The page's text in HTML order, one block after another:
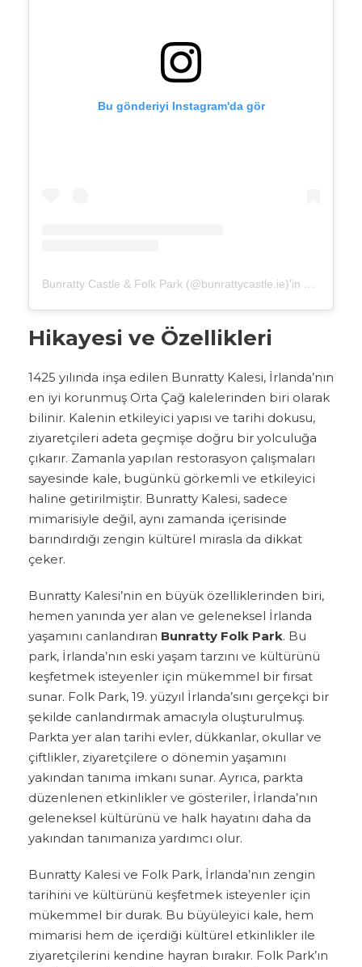
Bu gönderiyi Instagram'da gör
Bunratty Castle & Folk Park (@bunrattycastle.ie)'in paylaştığı bir gönderi
Hikayesi ve Özellikleri
1425 yılında inşa edilen Bunratty Kalesi, İrlanda’nın
en iyi korunmuş Orta Çağ kalelerinden biri olarak
bilinir. Kalenin etkileyici yapısı ve tarihi dokusu,
ziyaretçileri adeta geçmişe doğru bir yolculuğa
çıkarır. Zamanla yapılan restorasyon çalışmaları
sayesinde kale, bugünkü görkemli ve etkileyici
haline getirilmiştir. Bunratty Kalesi, sadece
mimarisiyle değil, aynı zamanda içerisinde
barındırdığı zengin kültürel mirasla da dikkat
çeker.
Bunratty Kalesi’nin en büyük özelliklerinden biri,
hemen yanında yer alan ve geleneksel İrlanda
yaşamını canlandıran Bunratty Folk Park. Bu
park, İrlanda’nın eski yaşam tarzını ve kültürünü
keşfetmek isteyenler için mükemmel bir fırsat
sunar. Folk Park, 19. yüzyıl İrlanda’sını gerçekçi bir
şekilde canlandırmak amacıyla oluşturulmuş.
Parkta yer alan tarihi evler, dükkanlar, okullar ve
çiftlikler, ziyaretçilere o dönemin yaşamını
yakından tanıma imkanı sunar. Ayrıca, parkta
düzenlenen etkinlikler ve gösteriler, İrlanda’nın
geleneksel kültürünü ve halk hayatını daha da
yakından tanımanıza yardımcı olur.
Bunratty Kalesi ve Folk Park, İrlanda’nın zengin
tarihini ve kültürünü keşfetmek isteyenler için
mükemmel bir durak. Bu büyüleyici kale, hem
mimarisi hem de içerdiği kültürel etkinlikler ile
ziyaretçilerini kendine hayran bırakır. Folk Park’ın